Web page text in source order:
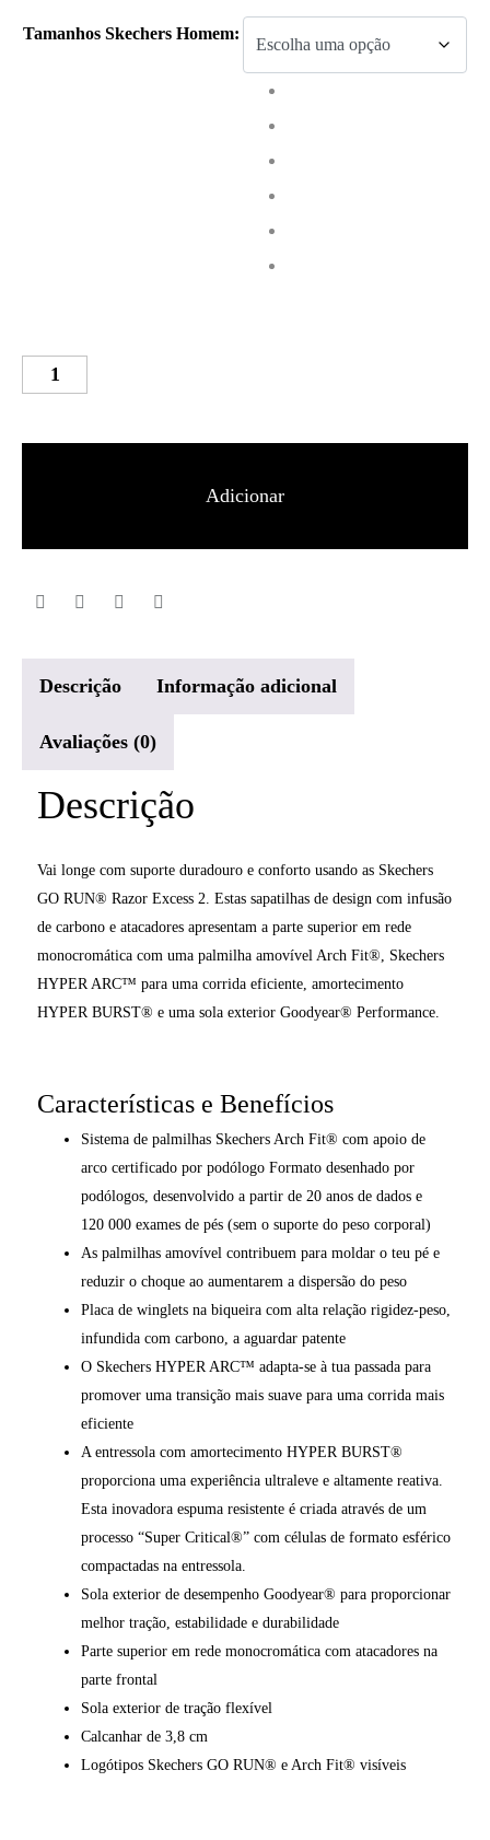
Tamanhos Skechers Homem:
Quantidade
Adicionar
Descrição Informação adicional
Avaliações (0)
Descrição
Vai longe com suporte duradouro e conforto usando as Skechers
GO RUN® Razor Excess 2. Estas sapatilhas de design com infusão
de carbono e atacadores apresentam a parte superior em rede
monocromática com uma palmilha amovível Arch Fit®, Skechers
HYPER ARC™ para uma corrida eficiente, amortecimento
HYPER BURST® e uma sola exterior Goodyear® Performance.
Características e Benefícios
Sistema de palmilhas Skechers Arch Fit® com apoio de
arco certificado por podólogo Formato desenhado por
podólogos, desenvolvido a partir de 20 anos de dados e
120 000 exames de pés (sem o suporte do peso corporal)
As palmilhas amovível contribuem para moldar o teu pé e
reduzir o choque ao aumentarem a dispersão do peso
Placa de winglets na biqueira com alta relação rigidez-peso,
infundida com carbono, a aguardar patente
O Skechers HYPER ARC™ adapta-se à tua passada para
promover uma transição mais suave para uma corrida mais
eficiente
A entressola com amortecimento HYPER BURST®
proporciona uma experiência ultraleve e altamente reativa.
Esta inovadora espuma resistente é criada através de um
processo “Super Critical®” com células de formato esférico
compactadas na entressola.
Sola exterior de desempenho Goodyear® para proporcionar
melhor tração, estabilidade e durabilidade
Parte superior em rede monocromática com atacadores na
parte frontal
Sola exterior de tração flexível
Calcanhar de 3,8 cm
Logótipos Skechers GO RUN® e Arch Fit® visíveis